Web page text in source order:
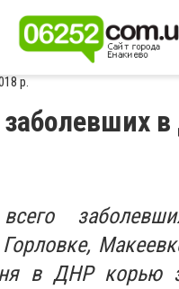
р.
заболевших
в ДНР корью